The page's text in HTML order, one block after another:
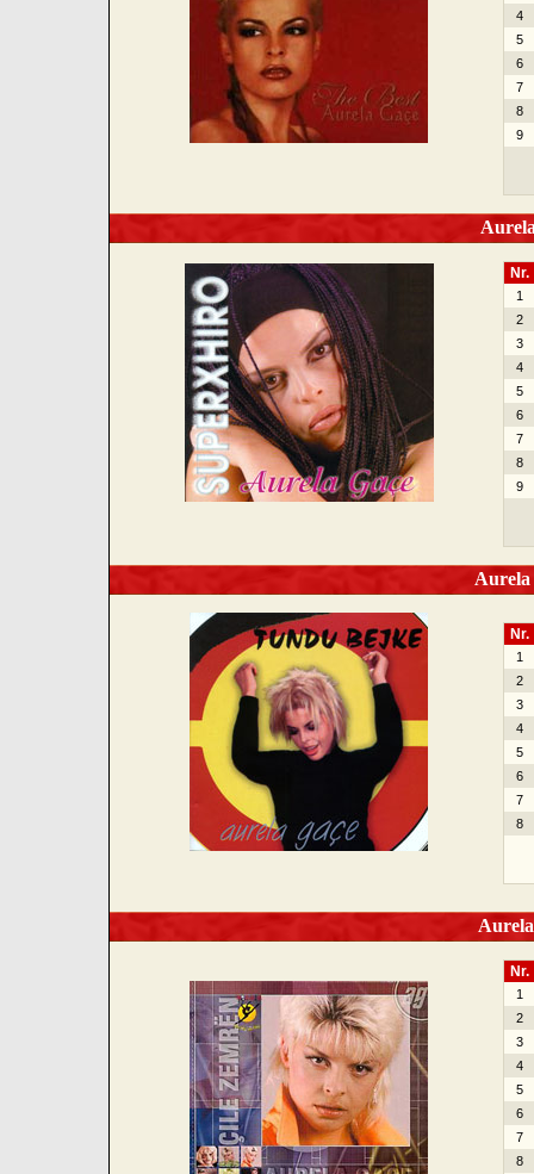
4
5
6
7
8
9
Nr.
1
2
3
4
5
6
7
8
9
Nr.
1
2
3
4
5
6
7
8
Nr.
1
2
3
4
5
6
7
8